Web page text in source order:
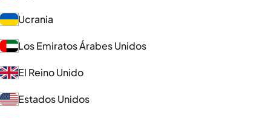
Ucrania
Los Emiratos Árabes Unidos
El Reino Unido
Estados Unidos